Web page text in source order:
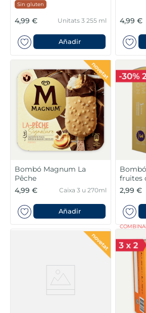
Sin gluten
4,99 € Unitats 3 255 ml
Añadir
4,99 €
Bombó Magnum La
Pêche
4,99 €
Caixa 3 u 270ml
Añadir
fruites
2,99 €